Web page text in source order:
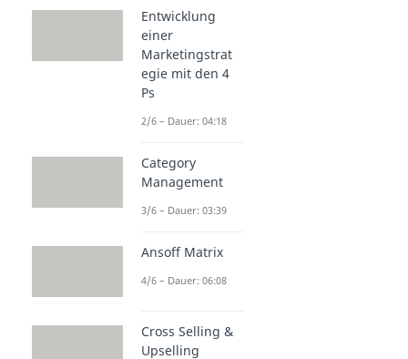
Entwicklung
einer
Marketingstrat
egie mit den 4
Ps
2/6 – Dauer: 04:18
Category
Management
3/6 – Dauer: 03:39
Ansoff Matrix
4/6 – Dauer: 06:08
Cross Selling &
Upselling